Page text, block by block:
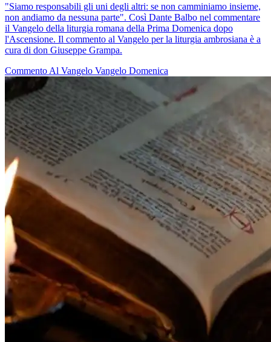
"Siamo responsabili gli uni degli altri: se non camminiamo insieme,
non andiamo da nessuna parte". Così Dante Balbo nel commentare
il Vangelo della liturgia romana della Prima Domenica dopo
l'Ascensione. Il commento al Vangelo per la liturgia ambrosiana è a
cura di don Giuseppe Grampa.
Commento Al Vangelo Vangelo Domenica